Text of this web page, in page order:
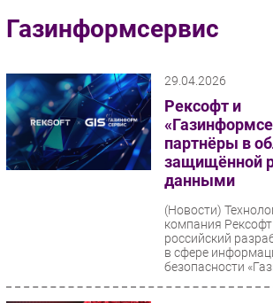
Импорто­замещение
Автоматизация Промышленности
Интернет
Мобильная связь
Фиксированная связь
Интеграция
Рынок ПК
Газинформсервис
29.04.2026
Рексофт и
партнёры в
защищённой
данными
(Новости)
компания
российский
в сфере
безопасности